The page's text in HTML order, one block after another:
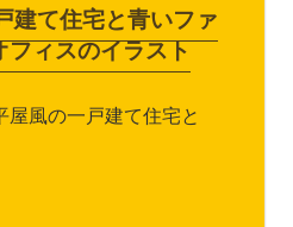
建て住宅と青いファ
ィスのイラスト
風の一戸建て住宅と